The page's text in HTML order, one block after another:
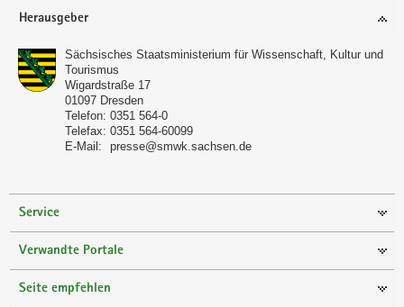
Footer-
Herausgeber
Sächsisches Staatsministerium für Wissenschaft, Kultur und
Tourismus
Wigardstraße 17
01097 Dresden
Telefon: 0351 564-0
Telefax: 0351 564-60099
E-Mail:
presse@smwk.sachsen.de
Service
Verwandte Portale
Seite empfehlen